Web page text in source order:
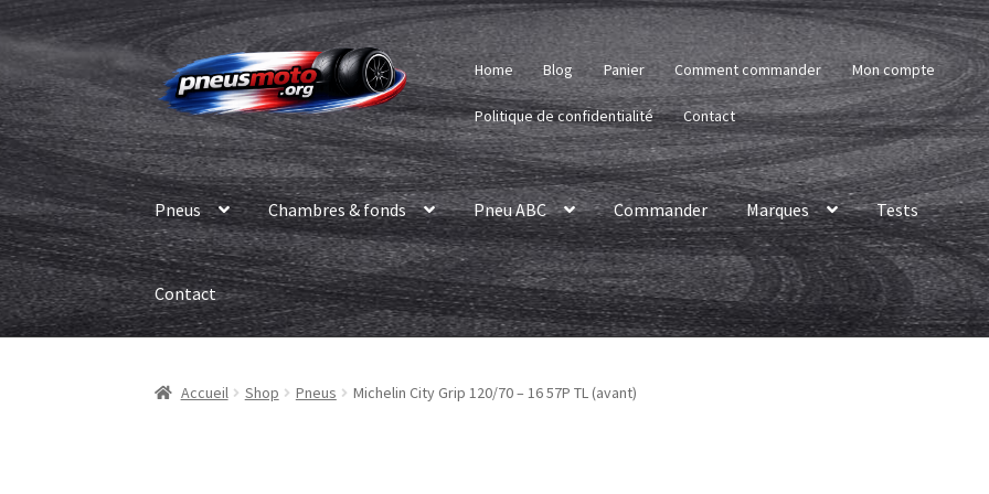
Aller
à
la
navigation
Aller
au
contenu
Home Blog Panier Comment commander Mon compte
Politique de confidentialité Contact
Pneus Chambres & fonds Pneu ABC Commander Marques Tests
Contact
Accueil Shop Pneus Michelin City Grip 120/70 – 16 57P TL (avant)